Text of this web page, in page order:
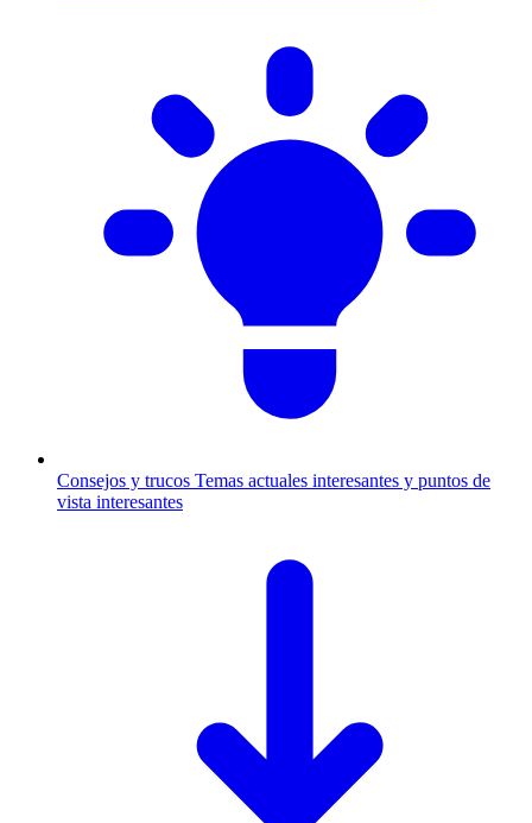
Consejos y trucos Temas actuales interesantes y puntos de
vista interesantes